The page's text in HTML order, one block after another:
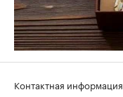
Контактная информация